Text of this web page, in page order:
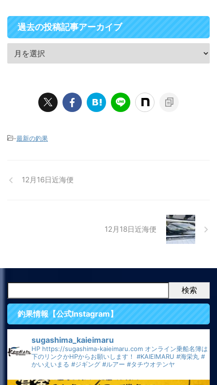
過去の投稿記事アーカイブ
-最新の釣果
12月16日近海便
12月18日近海便
検索
釣果情報【公式Instagram】
sugashima_kaieimaru
HP https://sugashima-kaieimaru.com オンライン乗船名簿は
下のリンクかHPからお願いします！ #KAIEIMARU #海栄丸 #
かいえいまる #ジギング #ルアー #タチウオテンヤ